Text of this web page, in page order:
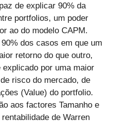
de explicar 90% da
portfolios, um poder
ao do modelo CAPM.
dos casos em que um
retorno do que outro,
por uma maior
risco do mercado, de
(Value) do portfolio.
aos factores Tamanho e
de Warren